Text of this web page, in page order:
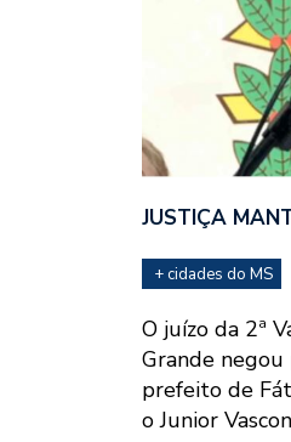
JUSTIÇA
+ cidades do MS
O juízo da 2ª
Grande
prefeito de
o Junior